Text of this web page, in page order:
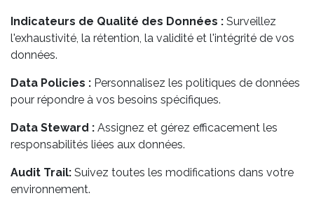
Indicateurs de Qualité des Données : Surveillez
l'exhaustivité, la rétention, la validité et l'intégrité de vos
données.
Data Policies : Personnalisez les politiques de données
pour répondre à vos besoins spécifiques.
Data Steward : Assignez et gérez efficacement les
responsabilités liées aux données.
Audit Trail: Suivez toutes les modifications dans votre
environnement.